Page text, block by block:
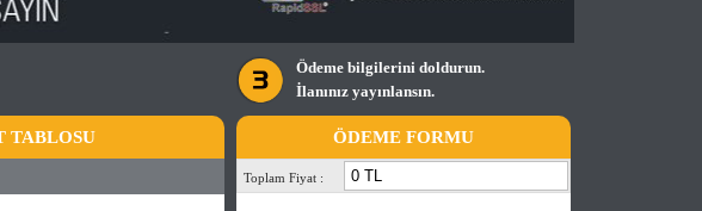
TABLOSU
Ödeme bilgilerini doldurun.
İlanınız yayınlansın.
ÖDEME FORMU
Toplam Fiyat :